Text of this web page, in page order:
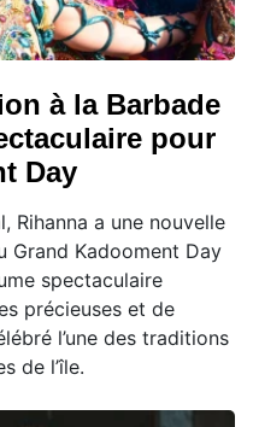
à la Barbade
pour
Day
Rihanna a une nouvelle
Grand Kadooment Day
spectaculaire
précieuses et de
l’une des traditions
de l’île.